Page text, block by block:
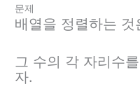
문제
배열을 정렬하는
그 수의 각 자리수
자.